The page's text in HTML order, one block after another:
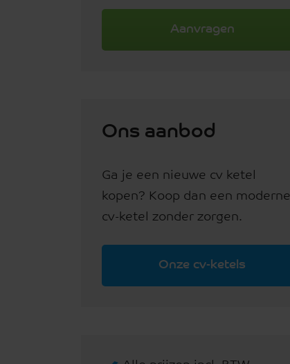
Aanvragen
Ons aanbod
Ga je een nieuwe cv ketel
kopen? Koop dan een moderne
cv-ketel zonder zorgen.
Onze cv-ketels